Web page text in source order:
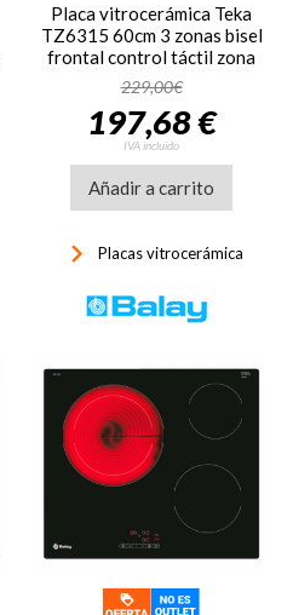
Placa vitrocerámica Teka
TZ6315 60cm 3 zonas bisel
frontal control táctil zona
grande 27 cm programable
5400W Ref: 40239030
cristal negro
229,00€
197,68 €
IVA incluido
Añadir a carrito
keyboard_arrow_right Placas vitrocerámica